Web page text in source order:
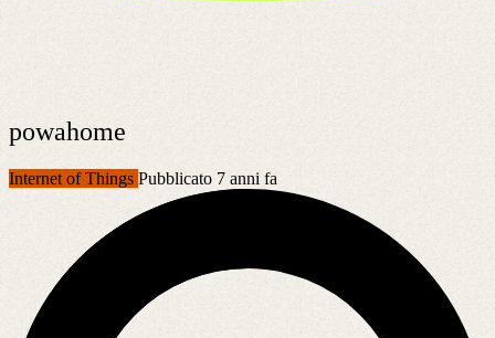
powahome
Internet of Things Pubblicato 7 anni fa